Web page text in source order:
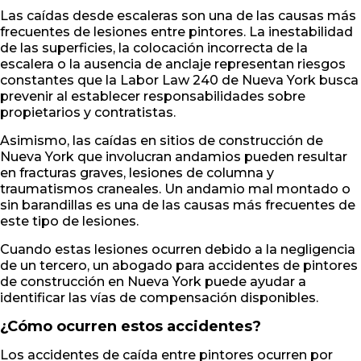
Las caídas desde escaleras son una de las causas más
frecuentes de lesiones entre pintores. La inestabilidad
de las superficies, la colocación incorrecta de la
escalera o la ausencia de anclaje representan riesgos
constantes que la Labor Law 240 de Nueva York busca
prevenir al establecer responsabilidades sobre
propietarios y contratistas.
Asimismo, las caídas en sitios de construcción de
Nueva York que involucran andamios pueden resultar
en fracturas graves, lesiones de columna y
traumatismos craneales. Un andamio mal montado o
sin barandillas es una de las causas más frecuentes de
este tipo de lesiones.
Cuando estas lesiones ocurren debido a la negligencia
de un tercero, un abogado para accidentes de pintores
de construcción en Nueva York puede ayudar a
identificar las vías de compensación disponibles.
¿Cómo ocurren estos accidentes?
Los accidentes de caída entre pintores ocurren por